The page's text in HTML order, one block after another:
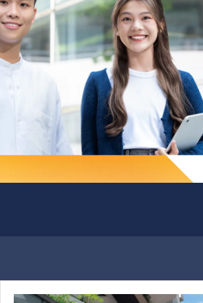
學習課程
培訓計劃
專業課程
考試及認可
及其他訓練計劃